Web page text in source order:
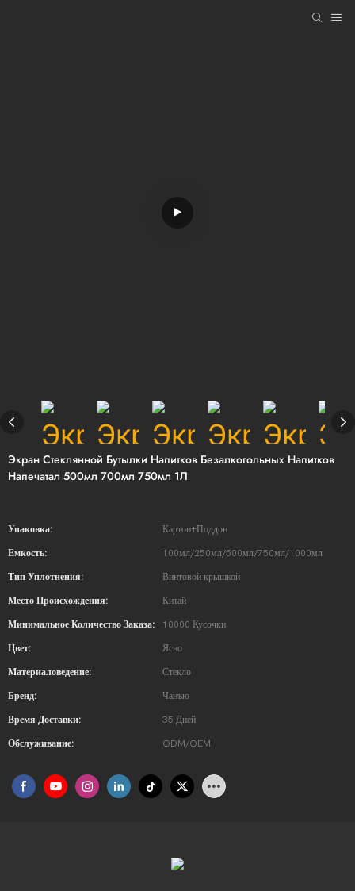
Экран Стеклянной Бутылки Напитков Безалкогольных Напитков
Напечатал 500мл 700мл 750мл 1Л
Упаковка: Картон+Поддон
Емкость: 100мл/250мл/500мл/750мл/1000мл
Тип Уплотнения: Винтовой крышкой
Место Происхождения: Китай
Минимальное Количество Заказа: 10000 Кусочки
Цвет: Ясно
Материаловедение: Стекло
Бренд: Чанъю
Время Доставки: 35 Дней
Обслуживание: ODM/OEM